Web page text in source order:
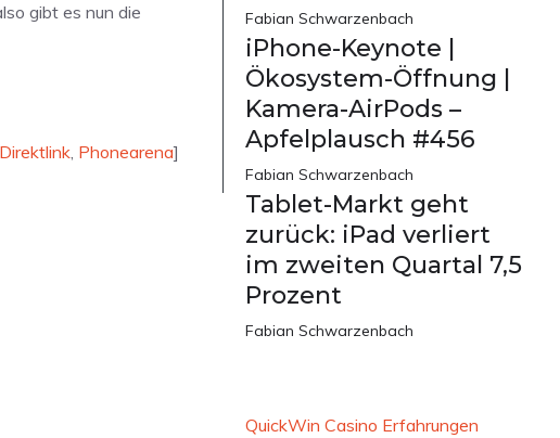
gibt es nun die
Direktlink, Phonearena]
Fabian Schwarzenbach
iPhone-Keynote |
Ökosystem-Öffnung |
Kamera-AirPods –
Apfelplausch #456
Fabian Schwarzenbach
Tablet-Markt geht
zurück: iPad verliert
im zweiten Quartal 7,5
Prozent
Fabian Schwarzenbach
QuickWin Casino Erfahrungen